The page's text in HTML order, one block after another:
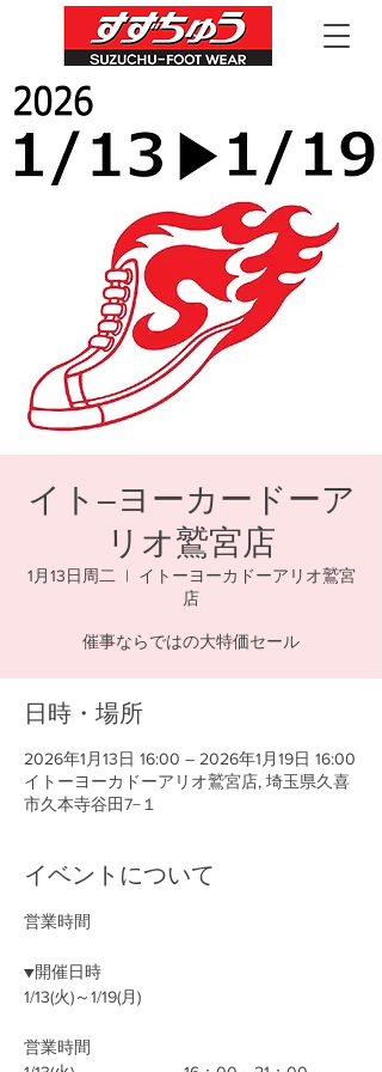
イト―ヨーカードーア
リオ鷲宮店
1月13日周二
  |
イトーヨーカドーアリオ鷲宮
店
催事ならではの大特価セール
日時・場所
2026年1月13日 16:00 – 2026年1月19日 16:00
イトーヨーカドーアリオ鷲宮店, 埼玉県久喜
市久本寺谷田7−１
イベントについて
営業時間
▼開催日時
1/13(火)～1/19(月)
営業時間